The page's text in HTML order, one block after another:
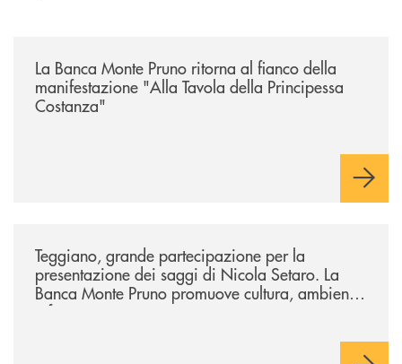
La Banca Monte Pruno ritorna al fianco della
manifestazione "Alla Tavola della Principessa
Costanza"
Teggiano, grande partecipazione per la
presentazione dei saggi di Nicola Setaro. La
Banca Monte Pruno promuove cultura, ambiente
e futuro